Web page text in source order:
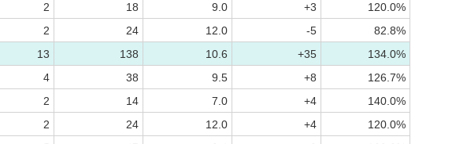
2 18 9.0 +3
120.0%
2 24 12.0 -5
82.8%
13 138 10.6 +35
134.0%
4 38 9.5 +8
126.7%
2 14 7.0 +4
140.0%
2 24 12.0 +4
120.0%